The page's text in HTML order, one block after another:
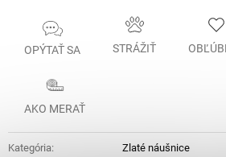
OPÝTAŤ SA STRÁŽIŤ
AKO MERAŤ
Kategória:
Zlaté náušnice